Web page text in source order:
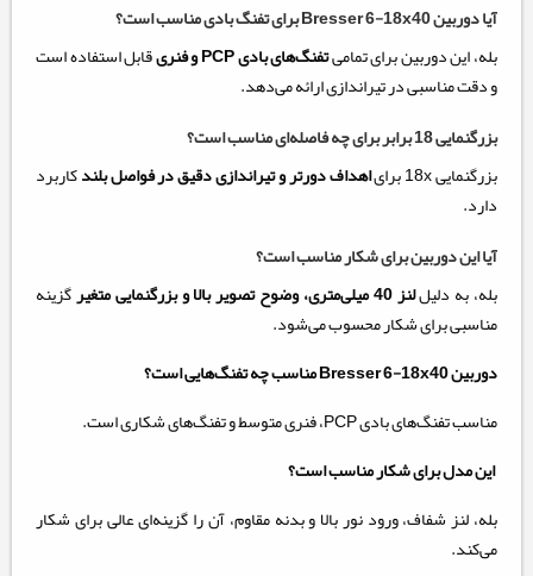
آیا دوربین Bresser 6-18x40 برای تفنگ بادی مناسب است؟
بله، این دوربین برای تمامیتفنگ‌های بادی PCP و فنری
قابل استفاده است
و دقت مناسبی در تیراندازی ارائه می‌دهد.
بزرگنمایی 18 برابر برای چه فاصله‌ای مناسب است؟
بزرگنمایی 18x برای
اهداف دورتر و تیراندازی دقیق در فواصل بلندکاربرد
دارد.
آیا این دوربین برای شکار مناسب است؟
بله، به دلیللنز 40 میلی‌متری، وضوح تصویر بالا و بزرگنمایی متغیر
گزینه
مناسبی برای شکار محسوب می‌شود.
دوربین Bresser 6-18x40 مناسب چه تفنگ‌هایی است؟
مناسب تفنگ‌های بادی PCP، فنری متوسط و تفنگ‌های شکاری است.
این مدل برای شکار مناسب است؟
بله، لنز شفاف، ورود نور بالا و بدنه مقاوم، آن را گزینه‌ای عالی برای شکار
می‌کند.